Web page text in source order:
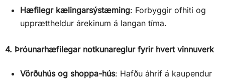
Hæfilegr kælingarsýstæming: Forbyggir ofhiti og
upprættheldur árekinum á langan tíma.
4. Þróunarhæfilegar notkunareglur fyrir hvert vinnuverk
Vörðuhús og shoppa-hús: Hafðu áhrif á kaupendur